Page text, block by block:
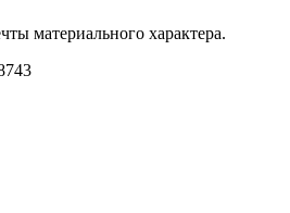
материального характера.
743